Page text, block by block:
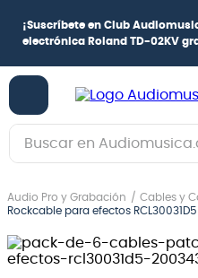
¡Suscríbete en Club
electrónica Roland TD-02KV
Buscar en
Audio Pro y Grabación Cables y
Rockcable para efectos RCL30031D5
1.
guitarra electrica
2.
bajo